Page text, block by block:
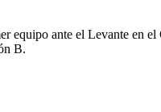
equipo ante el Levante en
B.